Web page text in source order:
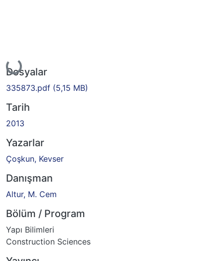
Yükleniyor...
Dosyalar
335873.pdf (5,15 MB)
Tarih
2013
Yazarlar
Çoşkun, Kevser
Danışman
Altur, M. Cem
Bölüm / Program
Yapı Bilimleri
Construction Sciences